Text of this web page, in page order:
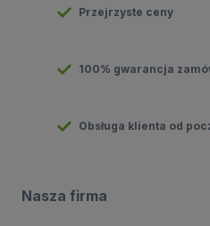
Przejrzyste ceny
100% gwarancja
Obsługa klienta od
Nasza firma